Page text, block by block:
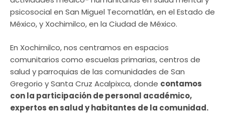
psicosocial en San Miguel Tecomatlán, en el Estado de
México, y Xochimilco, en la Ciudad de México.
En Xochimilco, nos centramos en espacios
comunitarios como escuelas primarias, centros de
salud y parroquias de las comunidades de San
Gregorio y Santa Cruz Acalpixca, donde contamos
con la participación de personal académico,
expertos en salud y habitantes de la comunidad.